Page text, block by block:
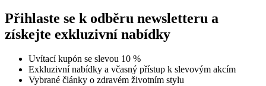
Přihlaste se k odběru newsletteru a
získejte exkluzivní nabídky
Uvítací kupón se slevou 10 %
Exkluzivní nabídky a včasný přístup k slevovým akcím
Vybrané články o zdravém životním stylu